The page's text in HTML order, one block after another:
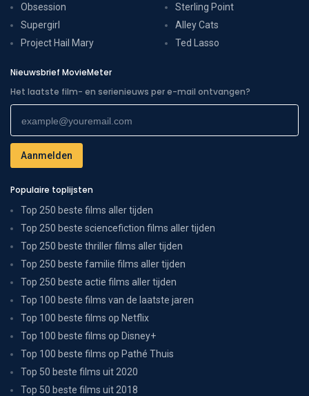
Obsession
Supergirl
Project Hail Mary
Sterling Point
Alley Cats
Ted Lasso
Nieuwsbrief MovieMeter
Het laatste film- en serienieuws per e-mail ontvangen?
Populaire toplijsten
Top 250 beste films aller tijden
Top 250 beste sciencefiction films aller tijden
Top 250 beste thriller films aller tijden
Top 250 beste familie films aller tijden
Top 250 beste actie films aller tijden
Top 100 beste films van de laatste jaren
Top 100 beste films op Netflix
Top 100 beste films op Disney+
Top 100 beste films op Pathé Thuis
Top 50 beste films uit 2020
Top 50 beste films uit 2018